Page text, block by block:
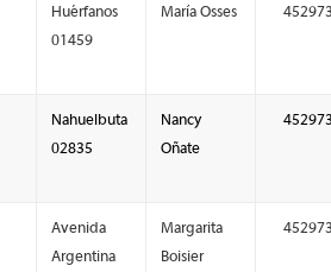
Huérfanos
01459
María Osses
Nahuelbuta
02835
Nancy
Oñate
Avenida
Argentina
Margarita
Boisier